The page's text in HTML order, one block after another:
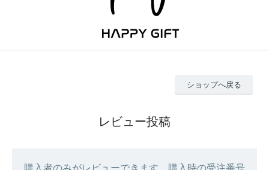
ショップへ戻る
レビュー投稿
購入者のみがレビューできます。購入時の受注番号